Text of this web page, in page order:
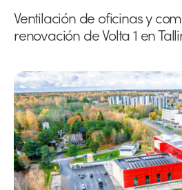
Ventilación de oficinas y
renovación de Volta 1 en